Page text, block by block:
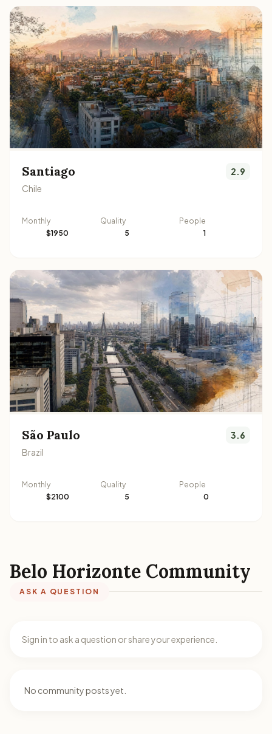
Santiago
Chile
2.9
Monthly
$1950
Quality
5
People
1
São Paulo
Brazil
3.6
Monthly
$2100
Quality
5
People
0
Belo Horizonte Community
ASK A QUESTION
Sign in to ask a question or share your experience.
No community posts yet.